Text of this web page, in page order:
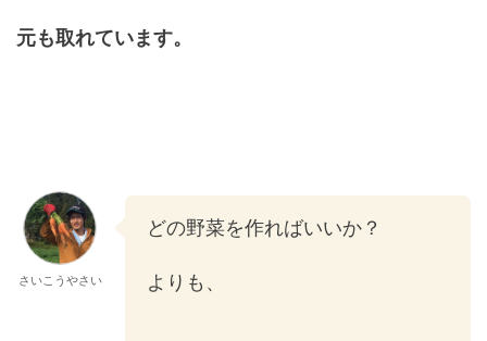
元も取れています。
さいこうやさい
どの野菜を作ればいいか？
よりも、